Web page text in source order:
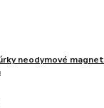
neodymové